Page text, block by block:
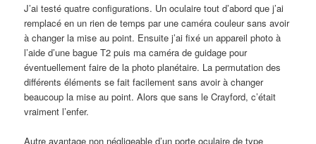
J’ai testé quatre configurations. Un oculaire tout d’abord que j’ai
remplacé en un rien de temps par une caméra couleur sans avoir
à changer la mise au point. Ensuite j’ai fixé un appareil photo à
l’aide d’une bague T2 puis ma caméra de guidage pour
éventuellement faire de la photo planétaire. La permutation des
différents éléments se fait facilement sans avoir à changer
beaucoup la mise au point. Alors que sans le Crayford, c’était
vraiment l’enfer.
Autre avantage non négligeable d’un porte oculaire de type